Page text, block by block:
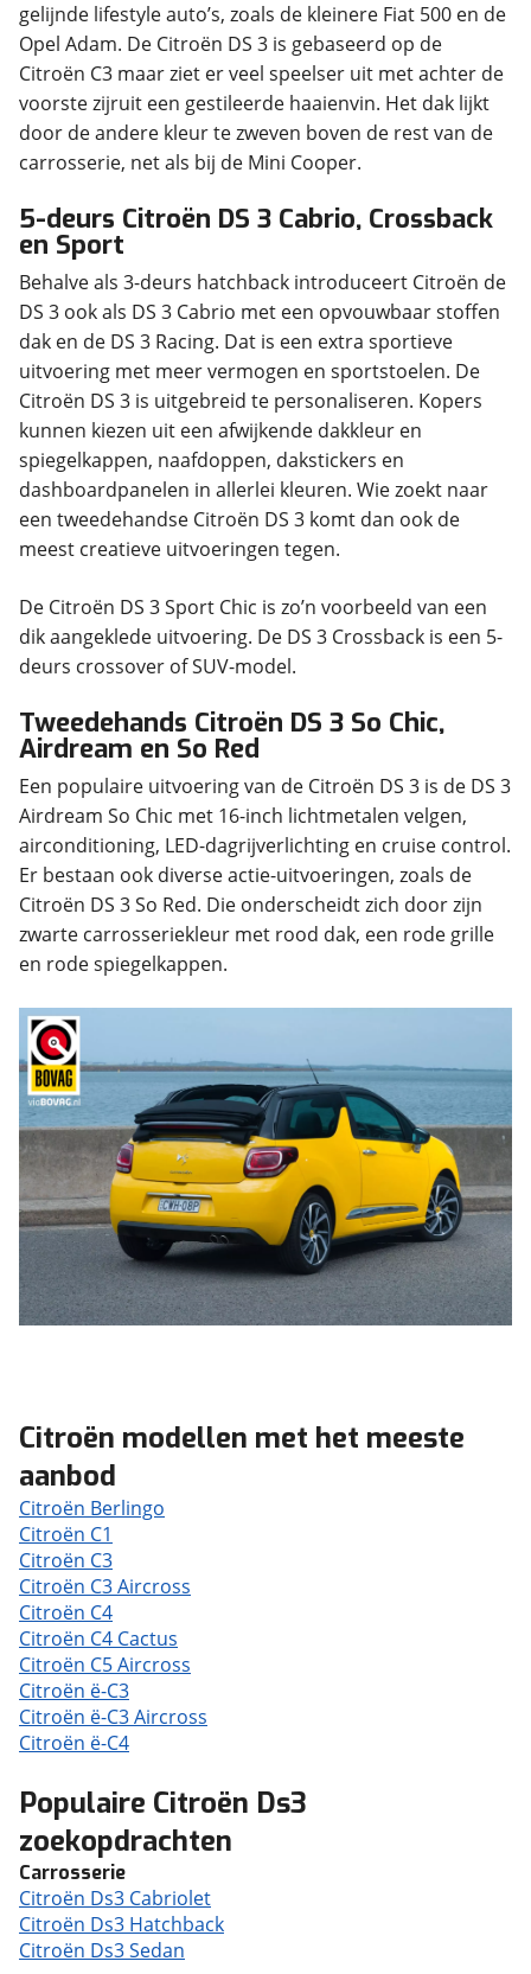
gelijnde lifestyle auto’s, zoals de kleinere Fiat 500 en de
Opel Adam. De Citroën DS 3 is gebaseerd op de
Citroën C3 maar ziet er veel speelser uit met achter de
voorste zijruit een gestileerde haaienvin. Het dak lijkt
door de andere kleur te zweven boven de rest van de
carrosserie, net als bij de Mini Cooper.
5-deurs Citroën DS 3 Cabrio, Crossback
en Sport
Behalve als 3-deurs hatchback introduceert Citroën de
DS 3 ook als DS 3 Cabrio met een opvouwbaar stoffen
dak en de DS 3 Racing. Dat is een extra sportieve
uitvoering met meer vermogen en sportstoelen. De
Citroën DS 3 is uitgebreid te personaliseren. Kopers
kunnen kiezen uit een afwijkende dakkleur en
spiegelkappen, naafdoppen, dakstickers en
dashboardpanelen in allerlei kleuren. Wie zoekt naar
een tweedehandse Citroën DS 3 komt dan ook de
meest creatieve uitvoeringen tegen.
De Citroën DS 3 Sport Chic is zo’n voorbeeld van een
dik aangeklede uitvoering. De DS 3 Crossback is een 5-
deurs crossover of SUV-model.
Tweedehands Citroën DS 3 So Chic,
Airdream en So Red
Een populaire uitvoering van de Citroën DS 3 is de DS 3
Airdream So Chic met 16-inch lichtmetalen velgen,
airconditioning, LED-dagrijverlichting en cruise control.
Er bestaan ook diverse actie-uitvoeringen, zoals de
Citroën DS 3 So Red. Die onderscheidt zich door zijn
zwarte carrosseriekleur met rood dak, een rode grille
en rode spiegelkappen.
Citroën modellen met het meeste
aanbod
Citroën Berlingo
Citroën C1
Citroën C3
Citroën C3 Aircross
Citroën C4
Citroën C4 Cactus
Citroën C5 Aircross
Citroën ë-C3
Citroën ë-C3 Aircross
Citroën ë-C4
Populaire Citroën Ds3
zoekopdrachten
Carrosserie
Citroën Ds3 Cabriolet
Citroën Ds3 Hatchback
Citroën Ds3 Sedan